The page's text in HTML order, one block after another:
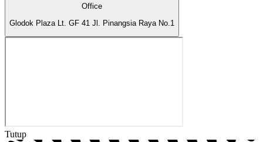
Office
Glodok Plaza Lt. GF 41 Jl. Pinangsia Raya No.1
Tutup